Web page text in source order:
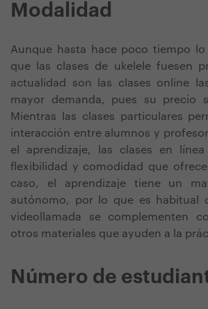
Modalidad
Aunque hasta hace poco tiempo
que las clases de ukelele fuesen
actualidad son las clases online
mayor demanda, pues su precio
Mientras las clases particulares
interacción entre alumnos y
el aprendizaje, las clases en
flexibilidad y comodidad que
caso, el aprendizaje tiene un
autónomo, por lo que es habitual
videollamada se complementen
otros materiales que ayuden a la
Número de